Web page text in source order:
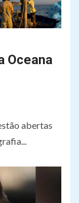
Oceana
abertas